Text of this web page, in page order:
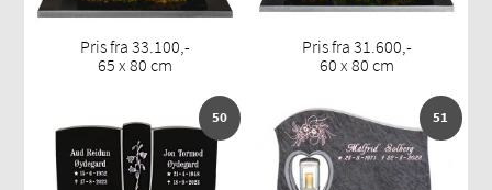
Pris fra 33.100,-
65 x 80 cm
Pris fra 31.600,-
60 x 80 cm
50 51